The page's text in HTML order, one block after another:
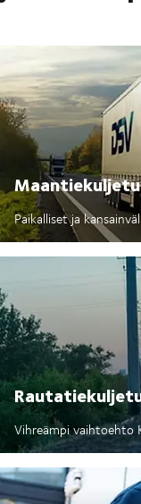
Paikalliset ja
Vihreämpi vaihtoehto